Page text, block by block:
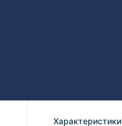
Характеристики